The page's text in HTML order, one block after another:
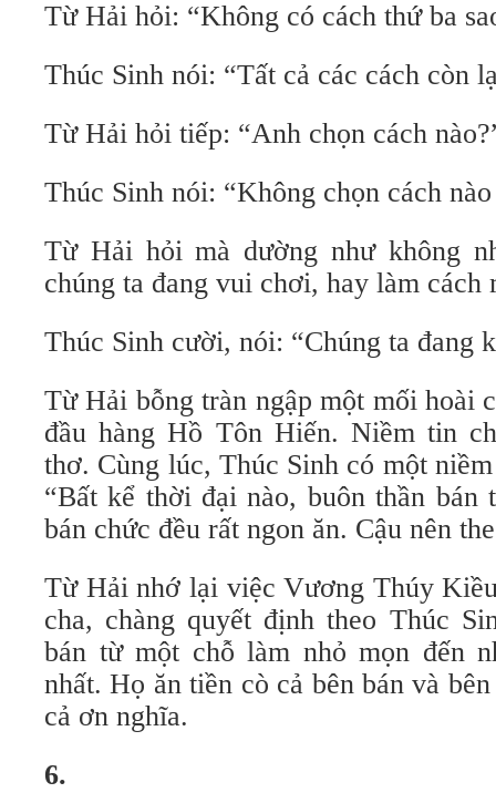
Từ Hải hỏi: “Không có cách thứ ba
Thúc Sinh nói: “Tất cả các cách còn
Từ Hải hỏi tiếp: “Anh chọn cách
Thúc Sinh nói: “Không chọn cách
Từ Hải hỏi mà dường như không
chúng ta đang vui chơi, hay làm cách
Thúc Sinh cười, nói: “Chúng ta đang
Từ Hải bỗng tràn ngập một mối hoài
đầu hàng Hồ Tôn Hiến. Niềm tin
thơ. Cùng lúc, Thúc Sinh có một
“Bất kể thời đại nào, buôn thần bán
bán chức đều rất ngon ăn. Cậu nên
Từ Hải nhớ lại việc Vương Thúy
cha, chàng quyết định theo Thúc
bán từ một chỗ làm nhỏ mọn đến
nhất. Họ ăn tiền cò cả bên bán và
cả ơn nghĩa.
6.